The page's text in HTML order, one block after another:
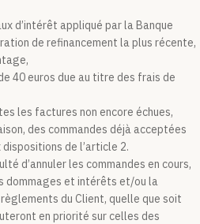
d’intérêt appliqué par la Banque
de refinancement la plus récente,
40 euros due au titre des frais de
les factures non encore échues,
des commandes déjà acceptées
de l’article 2.
d’annuler les commandes en cours,
dommages et intérêts et/ou la
du Client, quelle que soit
en priorité sur celles des